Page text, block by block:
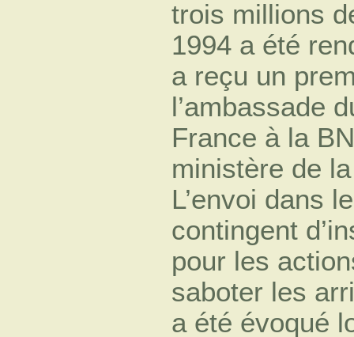
trois millions
1994 a été
a reçu un
l’ambassade
France à la
ministère de
L’envoi dans
contingent
pour les
saboter les
a été évoqué